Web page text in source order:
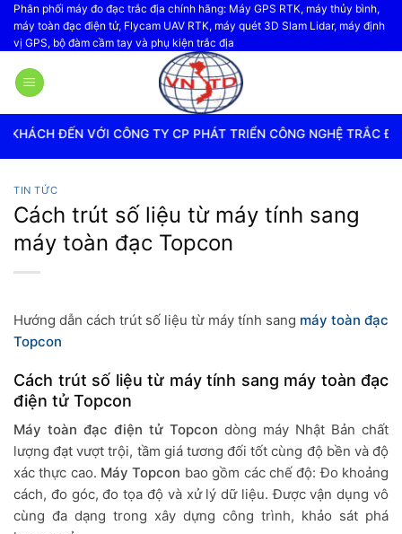
Bỏ
qua
nội
dung
Phân phối máy đo đạc trắc địa chính hãng: Máy GPS RTK, máy thủy bình,
máy toàn đạc điện tử, Flycam UAV RTK, máy quét 3D Slam Lidar, máy định
vị GPS, bộ đàm cầm tay và phụ kiện trắc địa
CÔNG TY CP PHÁT TRIỂN CÔNG NGHỆ TRẮC ĐỊA VIỆT NAM
TIN TỨC
Cách trút số liệu từ máy tính sang
máy toàn đạc Topcon
Hướng dẫn cách trút số liệu từ máy tính sang máy toàn đạc
Topcon
Cách trút số liệu từ máy tính sang máy toàn đạc
điện tử Topcon
Máy toàn đạc điện tử Topcon dòng máy Nhật Bản chất
lượng đạt vượt trội, tầm giá tương đối tốt cùng độ bền và độ
xác thực cao. Máy Topcon bao gồm các chế độ: Đo khoảng
cách, đo góc, đo tọa độ và xử lý dữ liệu. Được vận dụng vô
cùng đa dạng trong xây dựng công trình, khảo sát phá